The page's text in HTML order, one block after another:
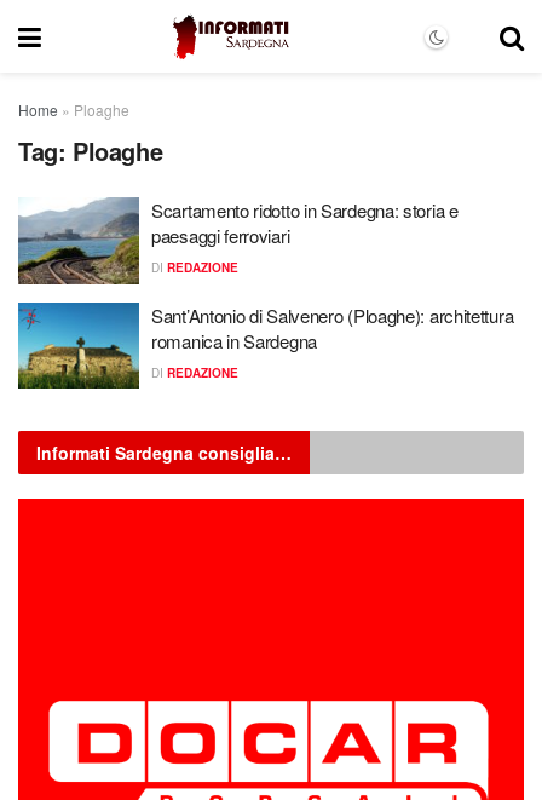
Home » Ploaghe
Tag: Ploaghe
Scartamento ridotto in Sardegna: storia e
paesaggi ferroviari
DI REDAZIONE
Sant’Antonio di Salvenero (Ploaghe): architettura
romanica in Sardegna
DI REDAZIONE
Informati Sardegna consiglia…